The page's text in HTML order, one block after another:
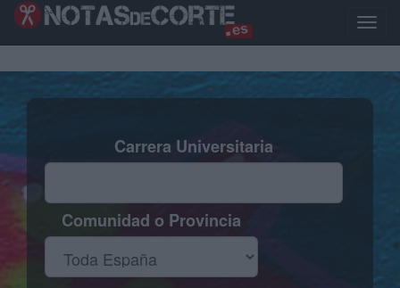
Pasar
Toggle
Carrera Universitaria
Comunidad o Provincia